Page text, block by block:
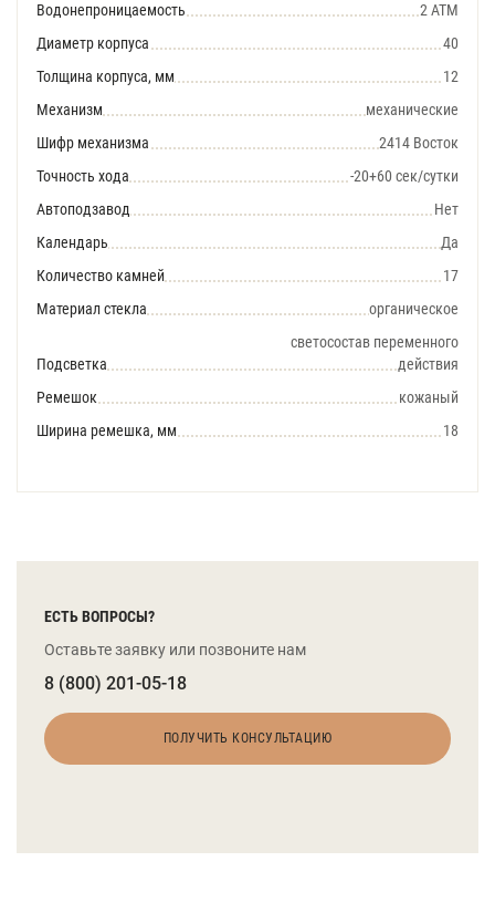
Водонепроницаемость
2 АТМ
Диаметр корпуса
40
Толщина корпуса, мм
12
Механизм
механические
Шифр механизма
2414 Восток
Точность хода
-20+60 сек/сутки
Автоподзавод
Нет
Календарь
Да
Количество камней
17
Материал стекла
органическое
Подсветка
светосостав переменного
действия
Ремешок
кожаный
Ширина ремешка, мм
18
ЕСТЬ ВОПРОСЫ?
Оставьте заявку или позвоните нам
8 (800) 201-05-18
ПОЛУЧИТЬ КОНСУЛЬТАЦИЮ